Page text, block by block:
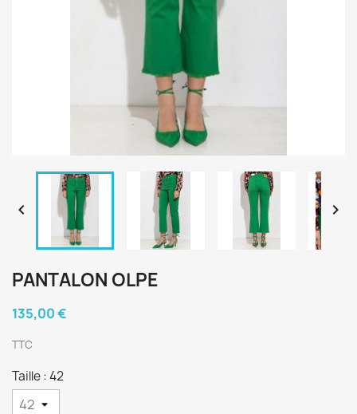
 
PANTALON OLPE
135,00 €
TTC
Taille : 42